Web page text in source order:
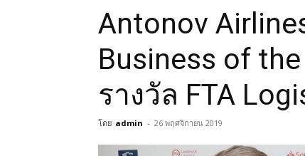
Antonov
Business of
รางวัล FTA
โดย admin - 26 พฤศจิกายน 2019